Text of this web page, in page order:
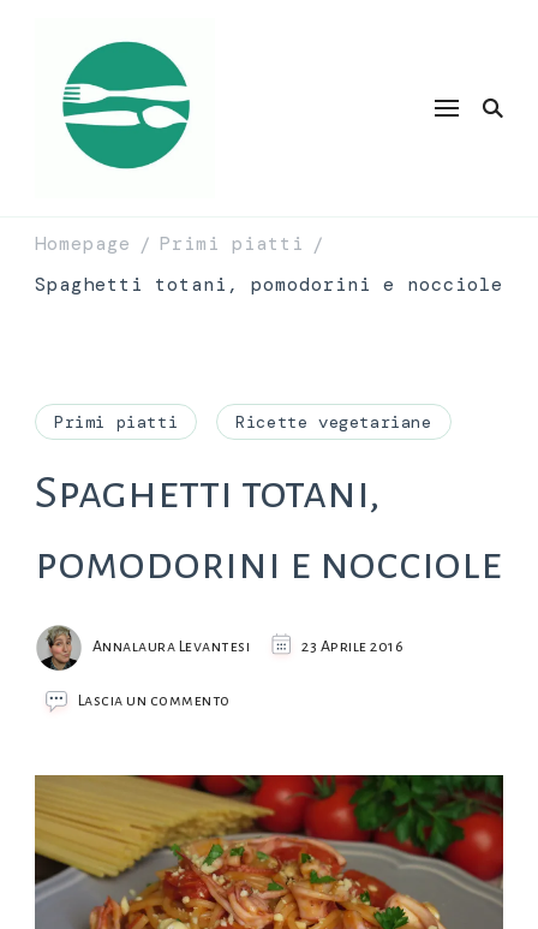
Homepage / Primi piatti /
Spaghetti totani, pomodorini e nocciole
Primi piatti Ricette vegetariane
Spaghetti totani,
pomodorini e nocciole
Annalaura Levantesi 23 Aprile 2016
Lascia un commento
pomodorini
e
nocciole